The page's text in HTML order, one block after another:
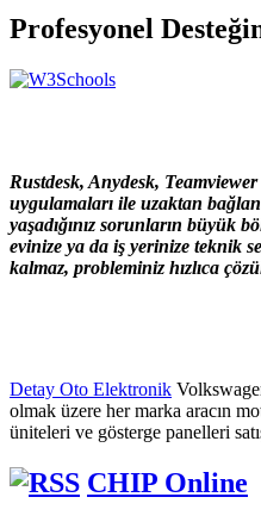
Profesyonel
Rustdesk, Anydesk,
uygulamaları ile uzaktan
yaşadığınız sorunların büyük
evinize ya da iş yerinize teknik
kalmaz, probleminiz hızlıca
Detay Oto Elektronik
olmak üzere her marka aracın
üniteleri ve gösterge panelleri
CHIP Online